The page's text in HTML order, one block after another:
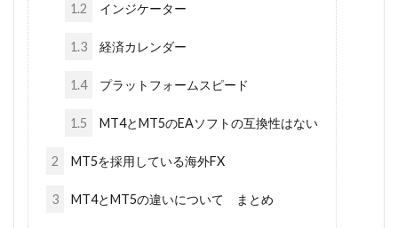
1.2 インジケーター
1.3 経済カレンダー
1.4 プラットフォームスピード
1.5 MT4とMT5のEAソフトの互換性はない
2 MT5を採用している海外FX
3 MT4とMT5の違いについて まとめ